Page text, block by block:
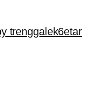
trenggalek6etar